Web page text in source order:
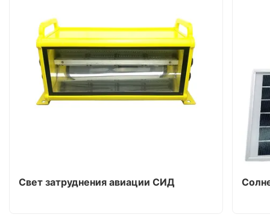
Свет затруднения авиации СИД